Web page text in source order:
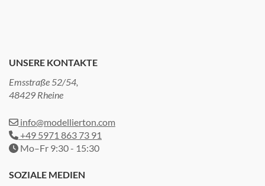
UNSERE KONTAKTE
Emsstraße 52/54,
48429 Rheine
info@modellierton.com
+49 5971 863 73 91
Mo–Fr 9:30 - 15:30
SOZIALE MEDIEN